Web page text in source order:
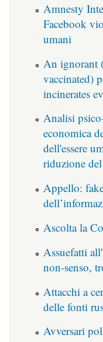
Amnesty
Facebook
umani
An ignorant
vaccinated)
incinerates
Analisi
economica
dell'essere
riduzione
Appello:
Ascolta la
Assuefatti
non-senso,
Attacchi a
delle fonti
Avversari